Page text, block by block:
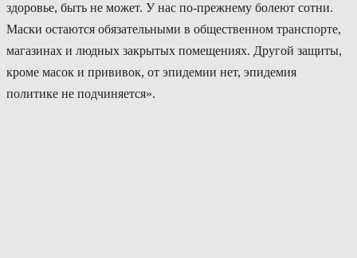
здоровье, быть не может. У нас по-прежнему болеют сотни.
Маски остаются обязательными в общественном транспорте,
магазинах и людных закрытых помещениях. Другой защиты,
кроме масок и прививок, от эпидемии нет, эпидемия
политике не подчиняется».